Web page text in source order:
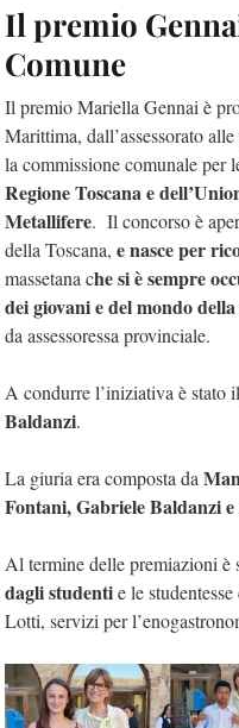
Il premio
Comune
Il premio Mariella Gennai è
Marittima, dall’assessorato
la commissione comunale per
Regione Toscana e
Metallifere. Il concorso è
della Toscana, e nasce per
massetana che si è sempre
dei giovani e del mondo
da assessoressa provinciale.
A condurre l’iniziativa è stato
Baldanzi.
La giuria era composta da
Fontani, Gabriele Baldanzi
Al termine delle premiazioni è
dagli studentie le
Lotti, servizi per